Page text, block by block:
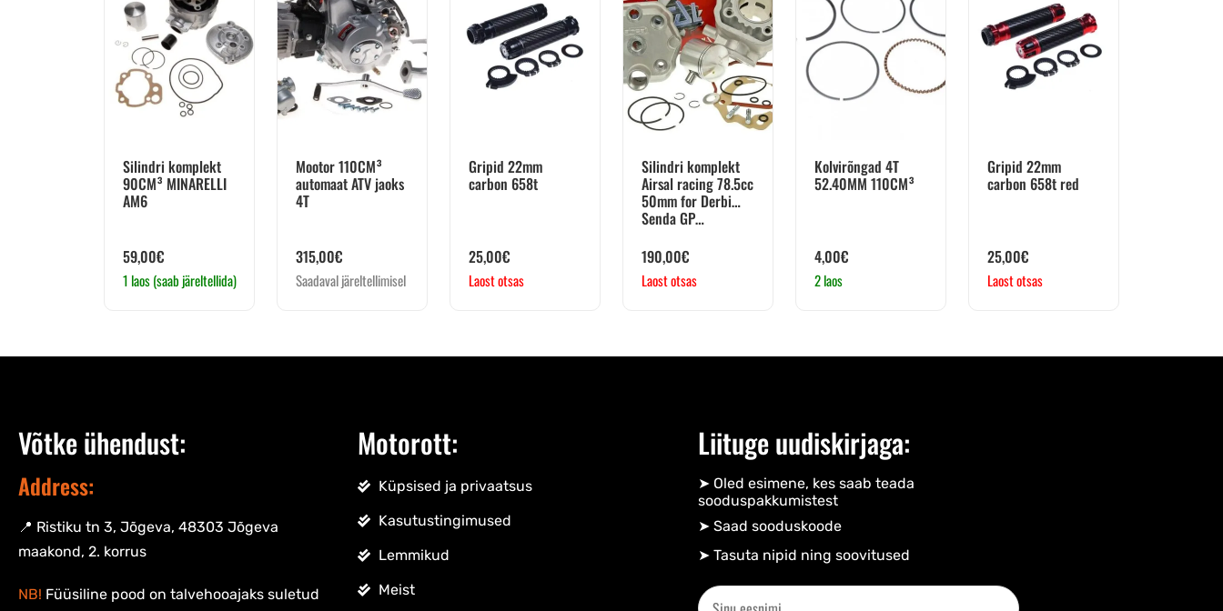
Silindri komplekt
90CM³ MINARELLI
AM6
59,00€
1 laos (saab järeltellida)
Mootor 110CM³
automaat ATV jaoks
4T
315,00€
Saadaval järeltellimisel
Gripid 22mm
carbon 658t
25,00€
Laost otsas
Silindri komplekt
Airsal racing 78.5cc
50mm for Derbi
Senda GP…
190,00€
Laost otsas
Kolvirõngad 4T
52.40MM 110CM³
4,00€
2 laos
Gripid 22mm
carbon 658t red
25,00€
Laost otsas
Võtke ühendust:
Address:
📍 Ristiku tn 3, Jõgeva, 48303 Jõgeva
maakond, 2. korrus
NB! Füüsiline pood on talvehooajaks suletud
Motorott:
Küpsised ja privaatsus
Kasutustingimused
Lemmikud
Meist
Liituge uudiskirjaga:
➤ Oled esimene, kes saab teada
sooduspakkumistest
➤ Saad sooduskoode​
➤ Tasuta nipid ning soovitused​